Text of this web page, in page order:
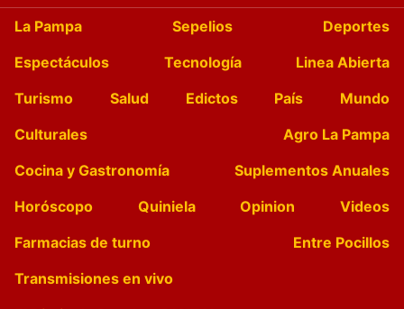
La Pampa Sepelios
Deportes
Espectáculos
Tecnología
Linea Abierta
Turismo
Salud Edictos País
Mundo
Culturales
Agro La Pampa
Cocina y Gastronomía
Suplementos Anuales
Horóscopo
Quiniela Opinion
Videos
Farmacias de turno
Entre Pocillos
Transmisiones en vivo